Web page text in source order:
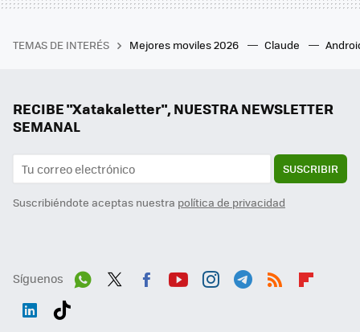
TEMAS DE INTERÉS Mejores moviles 2026 Claude
RECIBE "Xatakaletter", NUESTRA NEWSLETTER
SEMANAL
SUSCRIBIR
Suscribiéndote aceptas nuestra política de privacidad
Síguenos